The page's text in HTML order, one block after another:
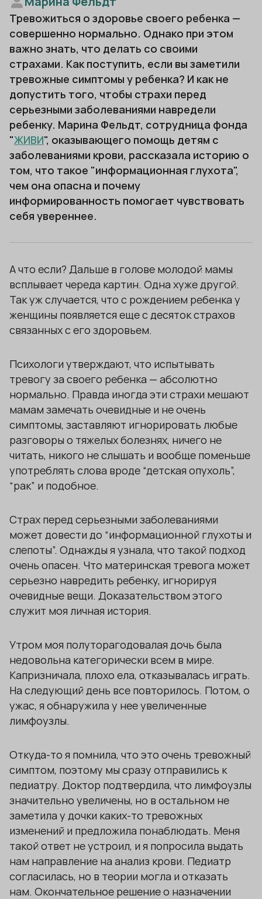
Тревожиться о здоровье своего ребенка —
совершенно нормально. Однако при этом
важно знать, что делать со своими
страхами. Как поступить, если вы заметили
тревожные симптомы у ребенка? И как не
допустить того, чтобы страхи перед
серьезными заболеваниями навредели
ребенку. Марина Фельдт, сотрудница фонда
"ЖИВИ", оказывающего помощь детям с
заболеваниями крови, рассказала историю о
том, что такое "информационная глухота",
чем она опасна и почему
информированность помогает чувствовать
себя увереннее.
А что если? Дальше в голове молодой мамы
всплывает череда картин. Одна хуже другой.
Так уж случается, что с рождением ребенка у
женщины появляется еще с десяток страхов
связанных с его здоровьем.
Психологи утверждают, что испытывать
тревогу за своего ребенка — абсолютно
нормально. Правда иногда эти страхи мешают
мамам замечать очевидные и не очень
симптомы, заставляют игнорировать любые
разговоры о тяжелых болезнях, ничего не
читать, никого не слышать и вообще поменьше
употреблять слова вроде “детская опухоль”,
“рак” и подобное.
Страх перед серьезными заболеваниями
может довести до “информационной глухоты и
слепоты”. Однажды я узнала, что такой подход
очень опасен. Что материнская тревога может
серьезно навредить ребенку, игнорируя
очевидные вещи. Доказательством этого
служит моя личная история.
Утром моя полуторагодовалая дочь была
недовольна категорически всем в мире.
Капризничала, плохо ела, отказывалась играть.
На следующий день все повторилось. Потом, о
ужас, я обнаружила у нее увеличенные
лимфоузлы.
Откуда-то я помнила, что это очень тревожный
симптом, поэтому мы сразу отправились к
педиатру. Доктор подтвердила, что лимфоузлы
значительно увеличены, но в остальном не
заметила у дочки каких-то тревожных
изменений и предложила понаблюдать. Меня
такой ответ не устроил, и я попросила выдать
нам направление на анализ крови. Педиатр
согласилась, но в теории могла и отказать
нам. Окончательное решение о назначении